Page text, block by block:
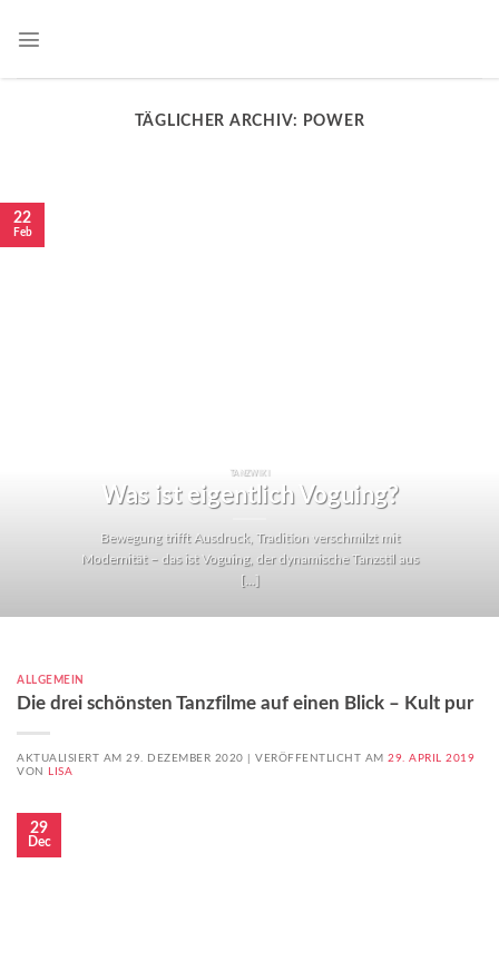
TÄGLICHER ARCHIV: POWER
TANZWIKI
Was ist eigentlich Voguing?
Bewegung trifft Ausdruck, Tradition verschmilzt mit
Modernität – das ist Voguing, der dynamische Tanzstil aus
[...]
22
Feb
ALLGEMEIN
Die drei schönsten Tanzfilme auf einen Blick – Kult pur
AKTUALISIERT AM 29. DEZEMBER 2020 |VERÖFFENTLICHT AM29. APRIL 2019
VON
LISA
29
Dec